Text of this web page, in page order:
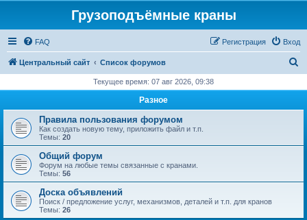
Грузоподъёмные краны
FAQ Вход
Регистрация
Центральный сайт Список форумов
с
Текущее время: 07 авг 2026, 09:38
Разное
Правила пользования форумом
Как создать новую тему, приложить файл и т.п.
Темы: 20
Общий форум
Форум на любые темы связанные с кранами.
Темы: 56
Доска объявлений
Поиск / предложение услуг, механизмов, деталей и т.п. для кранов
Темы: 26